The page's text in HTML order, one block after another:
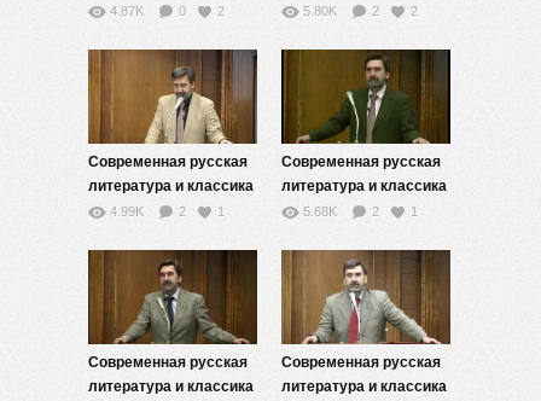
XX века (модернизм,
реализм) — 3
4.87K 0 2
XX века (модернизм,
реализм) — 13
5.80K 2 2
Современная русская
литература и классика
XX века (модернизм,
реализм) — 5
4.99K 2 1
Современная русская
литература и классика
XX века (модернизм,
реализм) — 7
5.68K 2 1
Современная русская
литература и классика
Современная русская
литература и классика